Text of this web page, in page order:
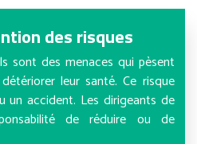
des risques
sont des menaces qui pèsent
leur santé. Ce risque
un accident. Les dirigeants de
de réduire ou de